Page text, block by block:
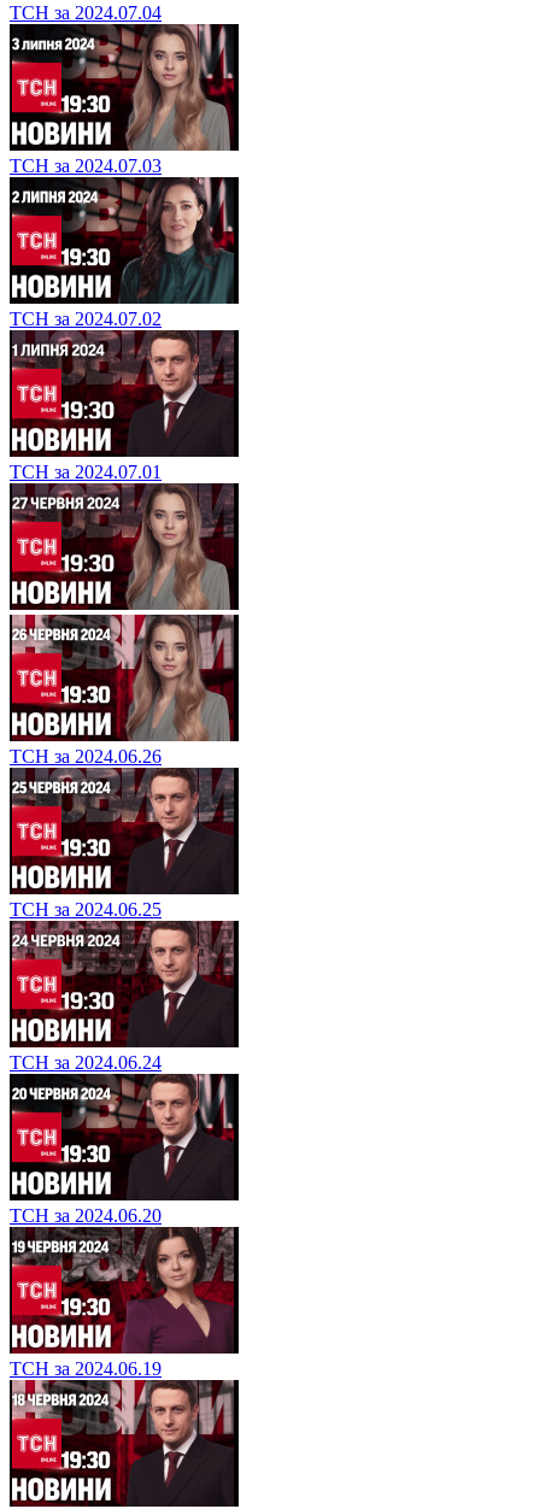
ТСН за 2024.07.04
ТСН за 2024.07.03
ТСН за 2024.07.02
ТСН за 2024.07.01
ТСН за 2024.06.26
ТСН за 2024.06.25
ТСН за 2024.06.24
ТСН за 2024.06.20
ТСН за 2024.06.19